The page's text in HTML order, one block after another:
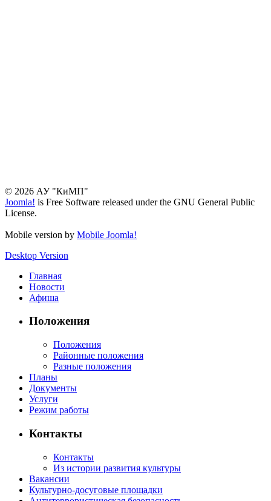
© 2026 АУ "КиМП"
Joomla! is Free Software released under the GNU General Public
License.
Mobile version by Mobile Joomla!
Desktop Version
Главная
Новости
Афиша
Положения
Положения
Районные положения
Разные положения
Планы
Документы
Услуги
Режим работы
Контакты
Контакты
Из истории развития культуры
Вакансии
Культурно-досуговые площадки